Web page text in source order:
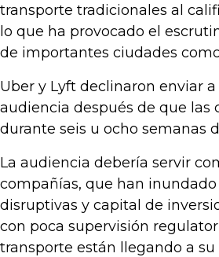
transporte tradicionales al
lo que ha provocado el
de importantes ciudades
Uber y Lyft declinaron enviar
audiencia después de que las
durante seis u ocho semanas
La audiencia debería servir
compañías, que han
disruptivas y capital de
con poca supervisión
transporte están llegando a su